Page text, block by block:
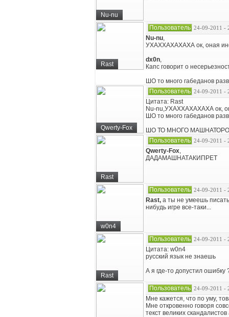
Nu-nu
Rast
Пользователь 24-09-2011 -
Nu-nu,
УХАХХАХАХАХА ок, оная
dx0n,
Капс говорит о
ШО то много габеданов
Qwerty-Fox
Пользователь 24-09-2011 -
Цитата: Rast
Nu-nu,УХАХХАХАХАХА ок,
ШО то много габеданов
ШО ТО МНОГО
Rast
Пользователь 24-09-2011 -
Qwerty-Fox,
ДАДАМАШНАТАКИПРЕТ
w0n4
Пользователь 24-09-2011 -
Rast, а ты не умеешь
нибудь игре все-таки...
Rast
Пользователь 24-09-2011 -
Цитата: w0n4
русский язык не знаешь
А я где-то допустил ошибку
Пользователь 24-09-2011 -
Мне кажется, что по уму,
Мне откровенно говоря
текст великих